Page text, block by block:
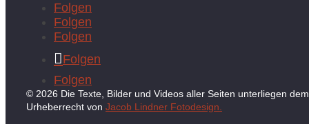
Folgen
Folgen
Folgen
Folgen
Folgen
© 2026 Die Texte, Bilder und Videos aller Seiten unterliegen dem
Urheberrecht von Jacob Lindner Fotodesign.